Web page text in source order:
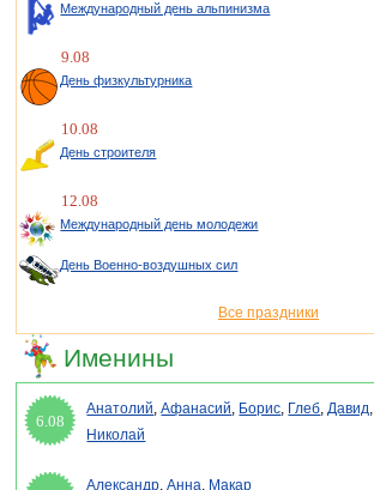
Международный день альпинизма
9.08
День физкультурника
10.08
День строителя
12.08
Международный день молодежи
День Военно-воздушных сил
Все праздники
Именины
6.08
Анатолий,Афанасий, Борис, Глеб,Давид,
Николай
Александр,Анна, Макар